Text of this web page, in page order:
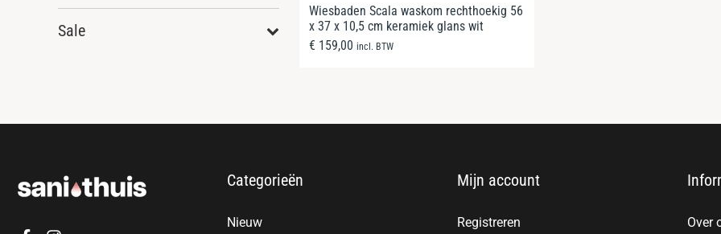
Sale
Wiesbaden Scala waskom rechthoekig 56
x 37 x 10,5 cm keramiek glans wit
€ 159,00 incl. BTW
Categorieën
Nieuw
Mijn account
Registreren Over